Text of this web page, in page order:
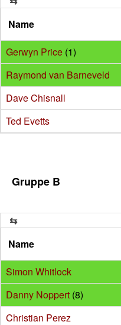
Name
Gerwyn Price (1)
Raymond van Barneveld
Dave Chisnall
Ted Evetts
Gruppe B
Name
Simon Whitlock
Danny Noppert (8)
Christian Perez